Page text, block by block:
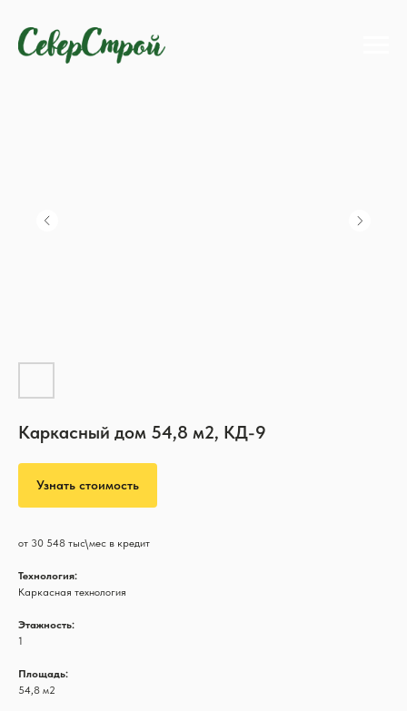
Каркасный дом 54,8 м2, КД-9
Узнать стоимость
от 30 548 тыс\мес в кредит
Технология:
Каркасная технология
Этажность:
1
Площадь:
54,8 м2